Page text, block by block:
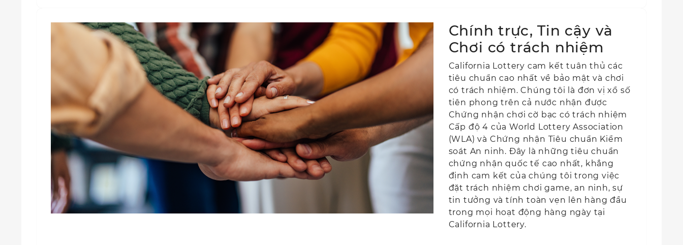
Chính trực, Tin cậy và
Chơi có trách nhiệm
California Lottery cam kết tuân thủ các
tiêu chuẩn cao nhất về bảo mật và chơi
có trách nhiệm. Chúng tôi là đơn vị xổ số
tiên phong trên cả nước nhận được
Chứng nhận chơi cờ bạc có trách nhiệm
Cấp độ 4 của World Lottery Association
(WLA) và Chứng nhận Tiêu chuẩn Kiểm
soát An ninh. Đây là những tiêu chuẩn
chứng nhận quốc tế cao nhất, khẳng
định cam kết của chúng tôi trong việc
đặt trách nhiệm chơi game, an ninh, sự
tin tưởng và tính toàn vẹn lên hàng đầu
trong mọi hoạt động hàng ngày tại
California Lottery.